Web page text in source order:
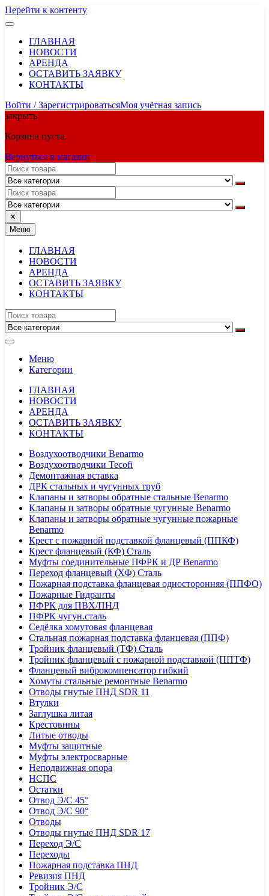
Перейти к контенту
ГЛАВНАЯ
НОВОСТИ
АРЕНДА
ОСТАВИТЬ ЗАЯВКУ
КОНТАКТЫ
Войти / ЗарегистрироватьсяМоя учётная запись
закрыть
Корзина пуста.
Вернуться в магазин
✕
Меню
ГЛАВНАЯ
НОВОСТИ
АРЕНДА
ОСТАВИТЬ ЗАЯВКУ
КОНТАКТЫ
Меню
Категории
ГЛАВНАЯ
НОВОСТИ
АРЕНДА
ОСТАВИТЬ ЗАЯВКУ
КОНТАКТЫ
Воздухоотводчики Benarmo
Воздухоотводчики Tecofi
Демонтажная вставка
ДРК стальных и чугунных труб
Клапаны и затворы обратные стальные Benarmo
Клапаны и затворы обратные чугунные Benarmo
Клапаны и затворы обратные чугунные пожарные
Benarmo
Крест с пожарной подставкой фланцевый (ППКФ)
Крест фланцевый (КФ) Сталь
Муфты соединительные ПФРК и ДР Benarmo
Переход фланцевый (ХФ) Сталь
Пожарная подставка фланцевая односторонняя (ППФО)
Пожарные Гидранты
ПФРК для ПВХ/ПНД
ПФРК чугун.сталь
Седёлка хомутовая фланцевая
Стальная пожарная подставка фланцевая (ППФ)
Тройник фланцевый (ТФ) Сталь
Тройник фланцевый с пожарной подставкой (ППТФ)
Фланцевый виброкомпенсатор гибкий
Хомуты стальные ремонтные Benarmo
Отводы гнутые ПНД SDR 11
Втулки
Заглушка литая
Крестовины
Литые отводы
Муфты защитные
Муфты электросварные
Неподвижная опора
НСПС
Остатки
Отвод Э/С 45°
Отвод Э/С 90°
Отводы
Отводы гнутые ПНД SDR 17
Переход Э/С
Переходы
Пожарная подставка ПНД
Ревизия ПНД
Тройник Э/С